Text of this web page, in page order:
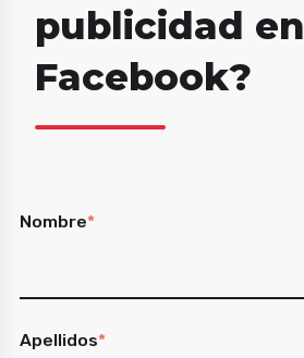
publicidad en
Facebook?
Nombre*
Apellidos*